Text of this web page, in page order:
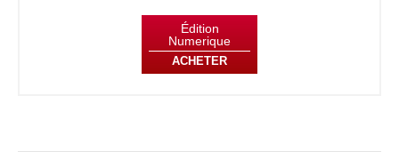
Édition
Numerique
ACHETER